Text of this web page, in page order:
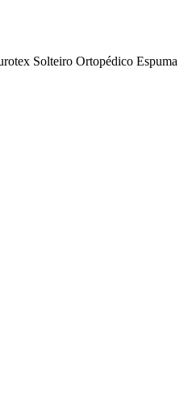
Solteiro Ortopédico Espuma